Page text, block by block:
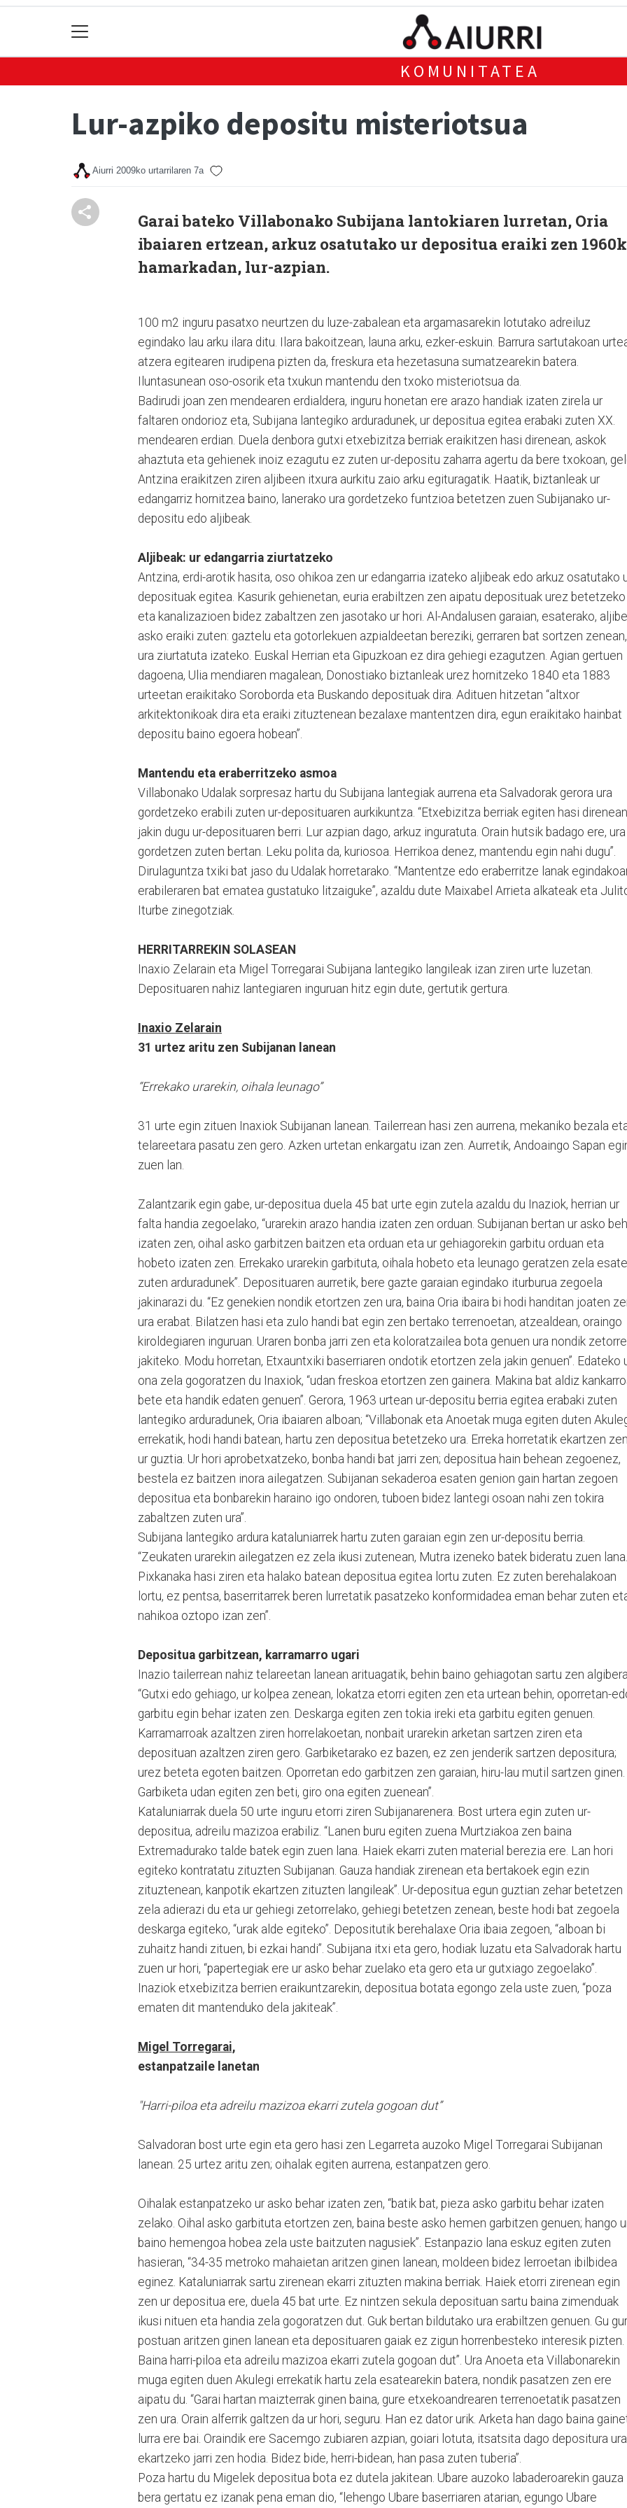
KOMUNITATEA
Lur-azpiko depositu misteriotsua
Aiurri 2009ko urtarrilaren 7a
Garai bateko Villabonako Subijana lantokiaren lurretan, Oria
ibaiaren ertzean, arkuz osatutako ur depositua eraiki zen
hamarkadan, lur-azpian.
100 m2 inguru pasatxo neurtzen du luze-zabalean eta argamasarekin lotutako adreiluz
egindako lau arku ilara ditu. Ilara bakoitzean, launa arku, ezker-eskuin. Barrura sartutakoan
atzera egitearen irudipena pizten da, freskura eta hezetasuna sumatzearekin batera.
Iluntasunean oso-osorik eta txukun mantendu den txoko misteriotsua da.
Badirudi joan zen mendearen erdialdera, inguru honetan ere arazo handiak izaten zirela ur
faltaren ondorioz eta, Subijana lantegiko arduradunek, ur depositua egitea erabaki zuten XX.
mendearen erdian. Duela denbora gutxi etxebizitza berriak eraikitzen hasi direnean, askok
ahaztuta eta gehienek inoiz ezagutu ez zuten ur-depositu zaharra agertu da bere txokoan,
Antzina eraikitzen ziren aljibeen itxura aurkitu zaio arku egituragatik. Haatik, biztanleak ur
edangarriz hornitzea baino, lanerako ura gordetzeko funtzioa betetzen zuen Subijanako ur-
depositu edo aljibeak.
Aljibeak: ur edangarria ziurtatzeko
Antzina, erdi-arotik hasita, oso ohikoa zen ur edangarria izateko aljibeak edo arkuz osatutako
deposituak egitea. Kasurik gehienetan, euria erabiltzen zen aipatu deposituak urez betetzeko
eta kanalizazioen bidez zabaltzen zen jasotako ur hori. Al-Andalusen garaian, esaterako, aljibe
asko eraiki zuten: gaztelu eta gotorlekuen azpialdeetan bereziki, gerraren bat sortzen zenean,
ura ziurtatuta izateko. Euskal Herrian eta Gipuzkoan ez dira gehiegi ezagutzen. Agian gertuen
dagoena, Ulia mendiaren magalean, Donostiako biztanleak urez hornitzeko 1840 eta 1883
urteetan eraikitako Soroborda eta Buskando deposituak dira. Adituen hitzetan “altxor
arkitektonikoak dira eta eraiki zituztenean bezalaxe mantentzen dira, egun eraikitako hainbat
depositu baino egoera hobean”.
Mantendu eta eraberritzeko asmoa
Villabonako Udalak sorpresaz hartu du Subijana lantegiak aurrena eta Salvadorak gerora ura
gordetzeko erabili zuten ur-deposituaren aurkikuntza. “Etxebizitza berriak egiten hasi direnean
jakin dugu ur-deposituaren berri. Lur azpian dago, arkuz inguratuta. Orain hutsik badago ere, ura
gordetzen zuten bertan. Leku polita da, kuriosoa. Herrikoa denez, mantendu egin nahi dugu”.
Dirulaguntza txiki bat jaso du Udalak horretarako. “Mantentze edo eraberritze lanak
erabileraren bat ematea gustatuko litzaiguke”, azaldu dute Maixabel Arrieta alkateak eta
Iturbe zinegotziak.
HERRITARREKIN SOLASEAN
Inaxio Zelarain eta Migel Torregarai Subijana lantegiko langileak izan ziren urte luzetan.
Deposituaren nahiz lantegiaren inguruan hitz egin dute, gertutik gertura.
Inaxio Zelarain
31 urtez aritu zen Subijanan lanean
“Errekako urarekin, oihala leunago”
31 urte egin zituen Inaxiok Subijanan lanean. Tailerrean hasi zen aurrena, mekaniko bezala
telareetara pasatu zen gero. Azken urtetan enkargatu izan zen. Aurretik, Andoaingo Sapan
zuen lan.
Zalantzarik egin gabe, ur-depositua duela 45 bat urte egin zutela azaldu du Inaziok, herrian ur
falta handia zegoelako, “urarekin arazo handia izaten zen orduan. Subijanan bertan ur asko
izaten zen, oihal asko garbitzen baitzen eta orduan eta ur gehiagorekin garbitu orduan eta
hobeto izaten zen. Errekako urarekin garbituta, oihala hobeto eta leunago geratzen zela
zuten arduradunek”. Deposituaren aurretik, bere gazte garaian egindako iturburua zegoela
jakinarazi du. “Ez genekien nondik etortzen zen ura, baina Oria ibaira bi hodi handitan joaten
ura erabat. Bilatzen hasi eta zulo handi bat egin zen bertako terrenoetan, atzealdean, oraingo
kiroldegiaren inguruan. Uraren bonba jarri zen eta koloratzailea bota genuen ura nondik
jakiteko. Modu horretan, Etxauntxiki baserriaren ondotik etortzen zela jakin genuen”. Edateko
ona zela gogoratzen du Inaxiok, “udan freskoa etortzen zen gainera. Makina bat aldiz
bete eta handik edaten genuen”. Gerora, 1963 urtean ur-depositu berria egitea erabaki zuten
lantegiko arduradunek, Oria ibaiaren alboan; “Villabonak eta Anoetak muga egiten duten
errekatik, hodi handi batean, hartu zen depositua betetzeko ura. Erreka horretatik ekartzen zen
ur guztia. Ur hori aprobetxatzeko, bonba handi bat jarri zen; depositua hain behean zegoenez,
bestela ez baitzen inora ailegatzen. Subijanan sekaderoa esaten genion gain hartan zegoen
depositua eta bonbarekin haraino igo ondoren, tuboen bidez lantegi osoan nahi zen tokira
zabaltzen zuten ura”.
Subijana lantegiko ardura kataluniarrek hartu zuten garaian egin zen ur-depositu berria.
“Zeukaten urarekin ailegatzen ez zela ikusi zutenean, Mutra izeneko batek bideratu zuen lana.
Pixkanaka hasi ziren eta halako batean depositua egitea lortu zuten. Ez zuten berehalakoan
lortu, ez pentsa, baserritarrek beren lurretatik pasatzeko konformidadea eman behar zuten
nahikoa oztopo izan zen”.
Depositua garbitzean, karramarro ugari
Inazio tailerrean nahiz telareetan lanean arituagatik, behin baino gehiagotan sartu zen algibera.
“Gutxi edo gehiago, ur kolpea zenean, lokatza etorri egiten zen eta urtean behin, oporretan-
garbitu egin behar izaten zen. Deskarga egiten zen tokia ireki eta garbitu egiten genuen.
Karramarroak azaltzen ziren horrelakoetan, nonbait urarekin arketan sartzen ziren eta
deposituan azaltzen ziren gero. Garbiketarako ez bazen, ez zen jenderik sartzen depositura;
urez beteta egoten baitzen. Oporretan edo garbitzen zen garaian, hiru-lau mutil sartzen ginen.
Garbiketa udan egiten zen beti, giro ona egiten zuenean”.
Kataluniarrak duela 50 urte inguru etorri ziren Subijanarenera. Bost urtera egin zuten ur-
depositua, adreilu mazizoa erabiliz. “Lanen buru egiten zuena Murtziakoa zen baina
Extremadurako talde batek egin zuen lana. Haiek ekarri zuten material berezia ere. Lan hori
egiteko kontratatu zituzten Subijanan. Gauza handiak zirenean eta bertakoek egin ezin
zituztenean, kanpotik ekartzen zituzten langileak”. Ur-depositua egun guztian zehar betetzen
zela adierazi du eta ur gehiegi zetorrelako, gehiegi betetzen zenean, beste hodi bat zegoela
deskarga egiteko, “urak alde egiteko”. Depositutik berehalaxe Oria ibaia zegoen, “alboan bi
zuhaitz handi zituen, bi ezkai handi”. Subijana itxi eta gero, hodiak luzatu eta Salvadorak hartu
zuen ur hori, “papertegiak ere ur asko behar zuelako eta gero eta ur gutxiago zegoelako”.
Inaziok etxebizitza berrien eraikuntzarekin, depositua botata egongo zela uste zuen, “poza
ematen dit mantenduko dela jakiteak”.
Migel Torregarai,
estanpatzaile lanetan
"Harri-piloa eta adreilu mazizoa ekarri zutela gogoan dut”
Salvadoran bost urte egin eta gero hasi zen Legarreta auzoko Migel Torregarai Subijanan
lanean. 25 urtez aritu zen; oihalak egiten aurrena, estanpatzen gero.
Oihalak estanpatzeko ur asko behar izaten zen, “batik bat, pieza asko garbitu behar izaten
zelako. Oihal asko garbituta etortzen zen, baina beste asko hemen garbitzen genuen; hango
baino hemengoa hobea zela uste baitzuten nagusiek”. Estanpazio lana eskuz egiten zuten
hasieran, “34-35 metroko mahaietan aritzen ginen lanean, moldeen bidez lerroetan ibilbidea
eginez. Kataluniarrak sartu zirenean ekarri zituzten makina berriak. Haiek etorri zirenean egin
zen ur depositua ere, duela 45 bat urte. Ez nintzen sekula deposituan sartu baina zimenduak
ikusi nituen eta handia zela gogoratzen dut. Guk bertan bildutako ura erabiltzen genuen. Gu
postuan aritzen ginen lanean eta deposituaren gaiak ez zigun horrenbesteko interesik pizten.
Baina harri-piloa eta adreilu mazizoa ekarri zutela gogoan dut”. Ura Anoeta eta Villabonarekin
muga egiten duen Akulegi errekatik hartu zela esatearekin batera, nondik pasatzen zen ere
aipatu du. “Garai hartan maizterrak ginen baina, gure etxekoandrearen terrenoetatik pasatzen
zen ura. Orain alferrik galtzen da ur hori, seguru. Han ez dator urik. Arketa han dago baina
lurra ere bai. Oraindik ere Sacemgo zubiaren azpian, goiari lotuta, itsatsita dago depositura ura
ekartzeko jarri zen hodia. Bidez bide, herri-bidean, han pasa zuten tuberia”.
Poza hartu du Migelek depositua bota ez dutela jakitean. Ubare auzoko labaderoarekin gauza
bera gertatu ez izanak pena eman dio, “lehengo Ubare baserriaren atarian, egungo Ubare